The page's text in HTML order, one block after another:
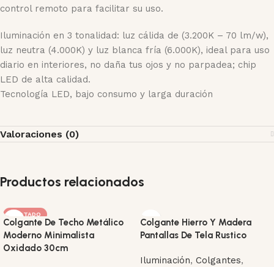
control remoto para facilitar su uso.
Iluminación en 3 tonalidad: luz cálida de (3.200K – 70 lm/w),
luz neutra (4.000K) y luz blanca fría (6.000K), ideal para uso
diario en interiores, no daña tus ojos y no parpadea; chip
LED de alta calidad.
Tecnología LED, bajo consumo y larga duración
Valoraciones (0)
Productos relacionados
AGOTADO
Colgante De Techo Metálico
Moderno Minimalista
Oxidado 30cm
Colgante Hierro Y Madera
Pantallas De Tela Rustico
Iluminación, Colgantes,